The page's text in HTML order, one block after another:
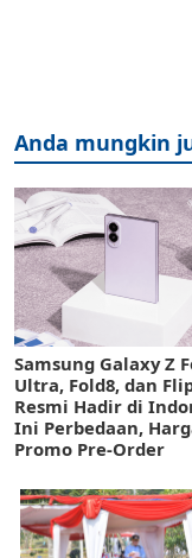
Anda mungkin
Samsung Galaxy Z
Ultra, Fold8, dan
Resmi Hadir di
Ini Perbedaan,
Promo Pre-Order